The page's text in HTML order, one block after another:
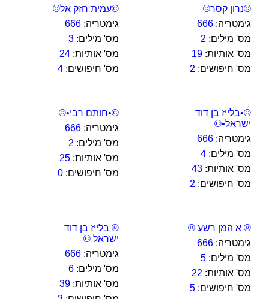
©נרון קסר©
גימטריה:666
מס' מילים: 2
מס' אותיות:19
מס' חיפושים: 2
©עמית חזק אל©
גימטריה: 666
מס' מילים: 3
מס' אותיות: 24
מס' חיפושים: 4
©•בלייז בן דוד
ישראל•©
גימטריה:666
מס' מילים:4
מס' אותיות:43
מס' חיפושים: 2
©•חותם רבי•©
גימטריה: 666
מס' מילים: 2
מס' אותיות: 25
מס' חיפושים: 0
® א המן רשע ®
גימטריה:666
מס' מילים:5
מס' אותיות: 22
מס' חיפושים:5
® בלייז בן דוד
ישראל ©
גימטריה: 666
מס' מילים: 6
מס' אותיות: 39